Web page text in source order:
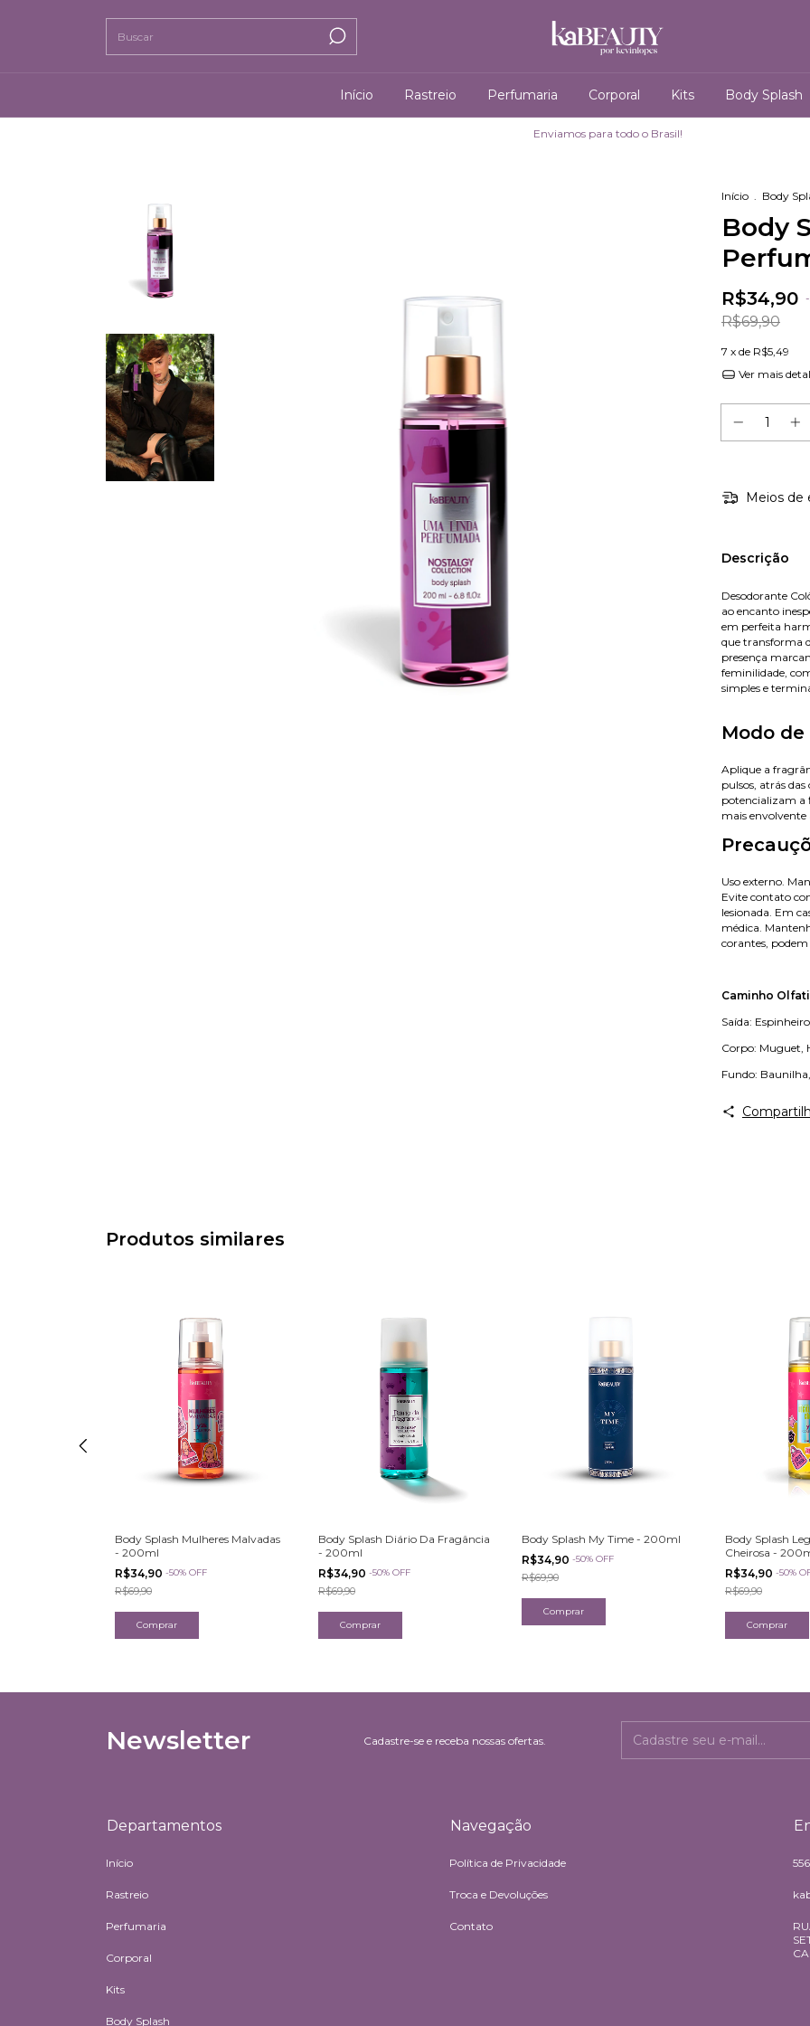
Início Rastreio Perfumaria Corporal Kits Body Splash
Enviamos para todo o Brasil!
Início . Body
Body
R$34,90 -
R$69,90
7 x de R$5,49
Ver mais
Meios de
Descrição
Desodorante
ao encanto
em perfeita
que transforma
presença
feminilidade,
simples e
Modo de
Aplique a
pulsos, atrás das
potencializam a
mais envolvente
Uso externo.
Evite contato
lesionada. Em
médica.
corantes,
Caminho
Saída:
Corpo: Muguet,
Fundo:
Produtos similares
Body Splash Mulheres Malvadas
- 200ml
R$34,90 -50% OFF
R$69,90
Body Splash Diário Da Fragância
- 200ml
R$34,90 -50% OFF
R$69,90
Body Splash My Time - 200ml
R$34,90 -50% OFF
R$69,90
Body Splash
Cheirosa -
R$34,90 -50%
R$69,90
Newsletter Cadastre-se e receba nossas ofertas.
Departamentos
Início
Rastreio
Perfumaria
Corporal
Kits
Body Splash
Navegação
Política de Privacidade
Troca e Devoluções
Contato